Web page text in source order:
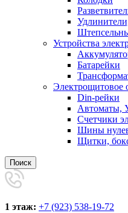
Устройства
Батарейки
Электрощитовое
Din-рейки
Автоматы,
Счетчики
Шины
Щитки,
Поиск
1 этаж: +7 (923) 538-19-72